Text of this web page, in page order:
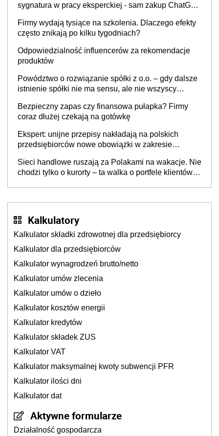
sygnatura w pracy eksperckiej - sam zakup ChatGPT
Firmy wydają tysiące na szkolenia. Dlaczego efekty
często znikają po kilku tygodniach?
Odpowiedzialność influencerów za rekomendacje
produktów
Powództwo o rozwiązanie spółki z o.o. – gdy dalsze
istnienie spółki nie ma sensu, ale nie wszyscy
Bezpieczny zapas czy finansowa pułapka? Firmy
coraz dłużej czekają na gotówkę
Ekspert: unijne przepisy nakładają na polskich
przedsiębiorców nowe obowiązki w zakresie
Sieci handlowe ruszają za Polakami na wakacje. Nie
chodzi tylko o kurorty – ta walka o portfele klientów
Kalkulatory
Kalkulator składki zdrowotnej dla przedsiębiorcy
Kalkulator dla przedsiębiorców
Kalkulator wynagrodzeń brutto/netto
Kalkulator umów zlecenia
Kalkulator umów o dzieło
Kalkulator kosztów energii
Kalkulator kredytów
Kalkulator składek ZUS
Kalkulator VAT
Kalkulator maksymalnej kwoty subwencji PFR
Kalkulator ilości dni
Kalkulator dat
Aktywne formularze
Działalność gospodarcza